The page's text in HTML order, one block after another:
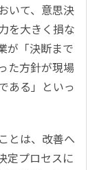
いて、意思決
を大きく損な
が「決断まで
た方針が現場
ある」といっ
とは、改善へ
定プロセスに